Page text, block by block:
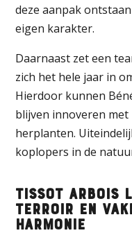
deze aanpak
eigen karakter.
Daarnaast zet een
zich het hele jaar in
Hierdoor kunnen
blijven innoveren met
herplanten.
koplopers in de
Tissot Arbois
Terroir en
Harmonie